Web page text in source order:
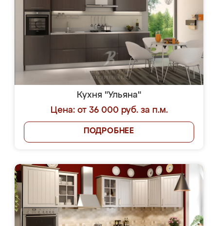
Кухня "Ульяна"
Цена: от 36 000 руб. за п.м.
ПОДРОБНЕЕ